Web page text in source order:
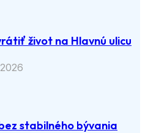
život na Hlavnú ulicu
stabilného bývania